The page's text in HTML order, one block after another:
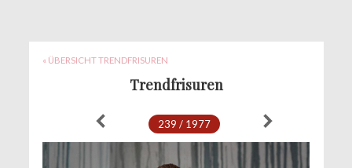
« ÜBERSICHT TRENDFRISUREN
Trendfrisuren
239 / 1977